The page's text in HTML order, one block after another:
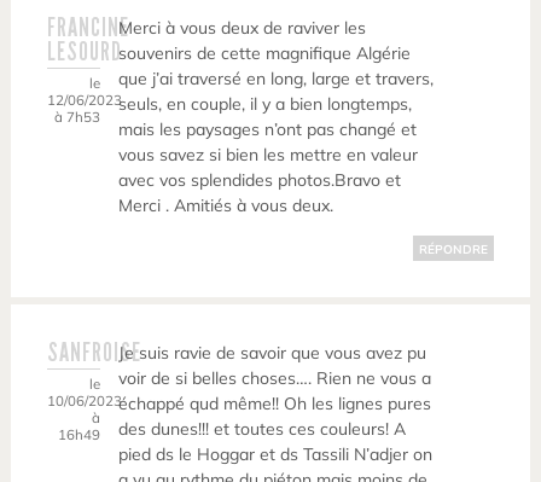
FRANCINE
LESOURD
le
12/06/2023
à 7h53
Merci à vous deux de raviver les
souvenirs de cette magnifique Algérie
que j’ai traversé en long, large et travers,
seuls, en couple, il y a bien longtemps,
mais les paysages n’ont pas changé et
vous savez si bien les mettre en valeur
avec vos splendides photos.Bravo et
Merci . Amitiés à vous deux.
RÉPONDRE
SANFROISE
le
10/06/2023
à
16h49
Je suis ravie de savoir que vous avez pu
voir de si belles choses…. Rien ne vous a
échappé qud même!! Oh les lignes pures
des dunes!!! et toutes ces couleurs! A
pied ds le Hoggar et ds Tassili N’adjer on